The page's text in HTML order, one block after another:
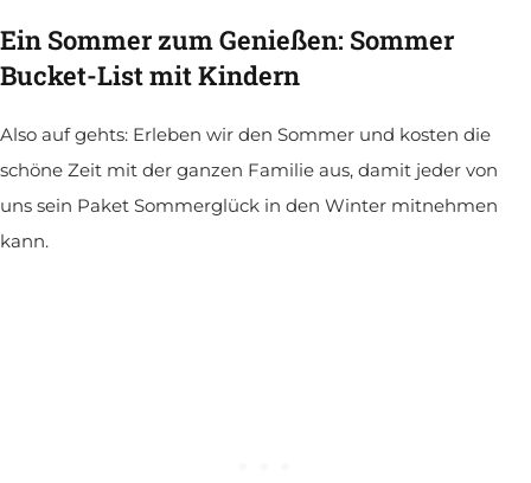
Ein Sommer zum Genießen: Sommer
Bucket-List mit Kindern
Also auf gehts: Erleben wir den Sommer und kosten die
schöne Zeit mit der ganzen Familie aus, damit jeder von
uns sein Paket Sommerglück in den Winter mitnehmen
kann.